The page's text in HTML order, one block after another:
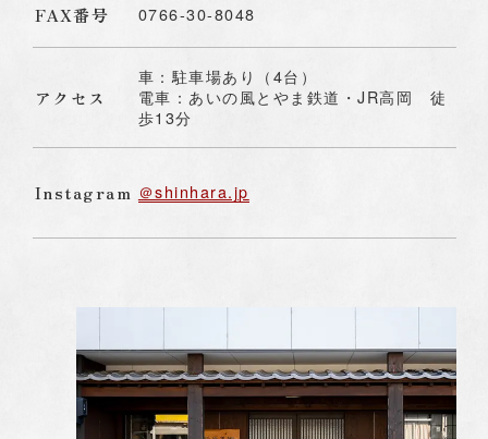
Webでお問い合わせ
富山高岡本店 東京店
FAX番号 0766-30-8048
アクセス
車：駐車場あり（4台）
電車：あいの風とやま鉄道・JR高岡 徒
歩13分
Instagram ＠shinhara.jp